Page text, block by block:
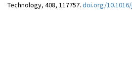
Technology, 408, 117757. doi.org/